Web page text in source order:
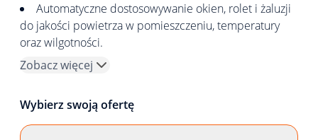
Automatyczne dostosowywanie okien, rolet i żaluzji
do jakości powietrza w pomieszczeniu, temperatury
oraz wilgotności.
Zobacz więcej
Wybierz swoją ofertę